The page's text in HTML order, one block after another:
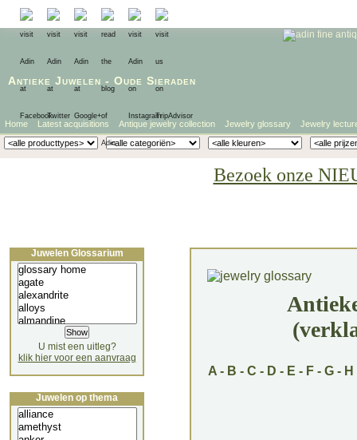
Antieke Juwelen - Oude Sieraden
Home Latest acquisitions Antique jewelry collection Jewelry glossary Jewelry
Bezoek onze
A - B - C - D - E - F - G - H
Juwelen Glossarium
U mist een uitleg?
klik hier voor een aanvraag
Juwelen op thema